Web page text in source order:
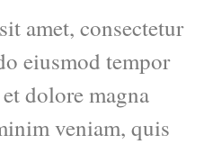
amet, consectetur
eiusmod tempor
dolore magna
veniam, quis